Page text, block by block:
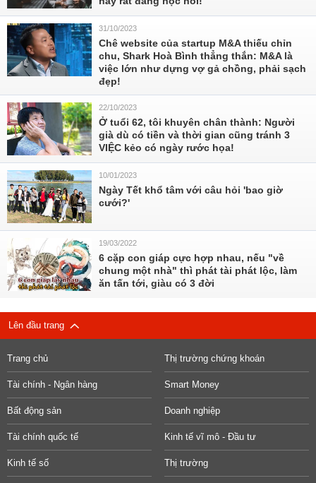
31/10/2023
Chê website của startup M&A thiếu chỉn
chu, Shark Hoà Bình thẳng thắn: M&A là
việc lớn như dựng vợ gả chồng, phải sạch
đẹp!
22/10/2023
Ở tuổi 62, tôi khuyên chân thành: Người
già dù có tiền và thời gian cũng tránh 3
VIỆC kẻo có ngày rước họa!
10/01/2023
Ngày Tết khổ tâm với câu hỏi 'bao giờ
cưới?'
19/03/2022
6 cặp con giáp cực hợp nhau, nếu "về
chung một nhà" thì phát tài phát lộc, làm
ăn tấn tới, giàu có 3 đời
Lên đầu trang
Trang chủ Thị trường chứng khoán
Tài chính - Ngân hàng Smart Money
Bất động sản Doanh nghiệp
Tài chính quốc tế Kinh tế vĩ mô - Đầu tư
Kinh tế số Thị trường